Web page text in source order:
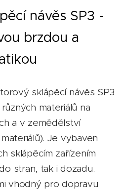
návěs SP3 -
brzdou a
sklápěcí návěs SP3
materiálů na
a v zemědělství
Je vybaven
sklápěcím zařízením
stran, tak i dozadu.
vhodný pro dopravu